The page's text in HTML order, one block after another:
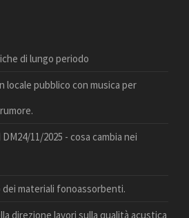
di lungo periodo
locale pubblico con musica per
11/2025 - cosa cambia nei
dei materiali fonoassorbenti.
direzione lavori sulla qualità acustica